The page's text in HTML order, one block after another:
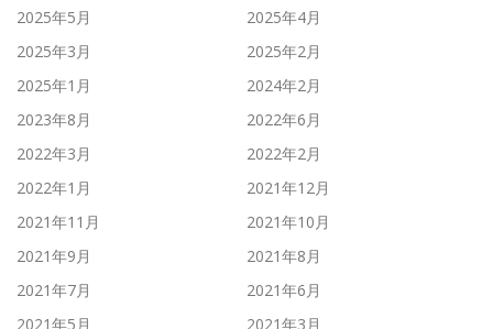
2025年5月
2025年4月
2025年3月
2025年2月
2025年1月
2024年2月
2023年8月
2022年6月
2022年3月
2022年2月
2022年1月
2021年12月
2021年11月
2021年10月
2021年9月
2021年8月
2021年7月
2021年6月
2021年5月
2021年3月